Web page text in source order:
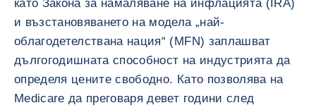
като Закона за намаляване на инфлацията (IRA)
и възстановяването на модела „най-
облагодетелствана нация“ (MFN) заплашват
дългогодишната способност на индустрията да
определя цените свободно. Като позволява на
Medicare да преговаря девет години след